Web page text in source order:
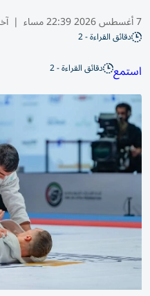
7 أغسطس 2026 22:39 مساء |
دقائق القراءة - 2
استمع دقائق القراءة - 2